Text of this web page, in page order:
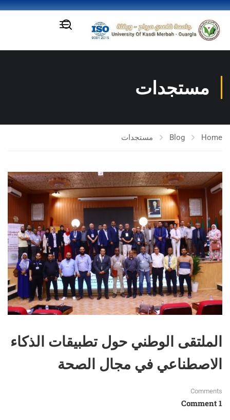
مستجدات
Home
Blog مستجدات
الملتقى الوطني حول تطبيقات الذكاء
الاصطناعي في مجال الصحة
Comments
1 Comment